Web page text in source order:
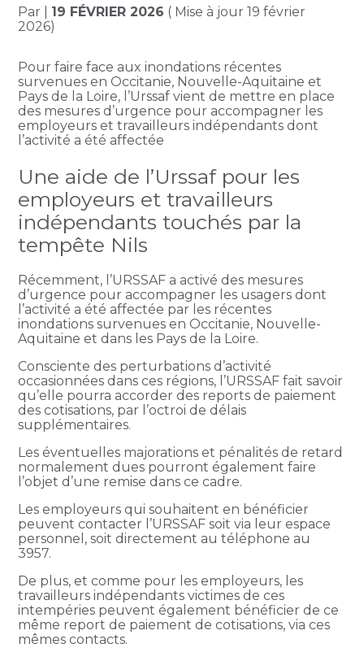
Par 19 FÉVRIER 2026 ( Mise à jour 19 février
2026)
Pour faire face aux inondations récentes
survenues en Occitanie, Nouvelle-Aquitaine et
Pays de la Loire, l’Urssaf vient de mettre en place
des mesures d’urgence pour accompagner les
employeurs et travailleurs indépendants dont
l’activité a été affectée
Une aide de l’Urssaf pour les
employeurs et travailleurs
indépendants touchés par la
tempête Nils
Récemment, l’URSSAF a activé des mesures
d’urgence pour accompagner les usagers dont
l’activité a été affectée par les récentes
inondations survenues en Occitanie, Nouvelle-
Aquitaine et dans les Pays de la Loire.
Consciente des perturbations d’activité
occasionnées dans ces régions, l’URSSAF fait savoir
qu’elle pourra accorder des reports de paiement
des cotisations, par l’octroi de délais
supplémentaires.
Les éventuelles majorations et pénalités de retard
normalement dues pourront également faire
l’objet d’une remise dans ce cadre.
Les employeurs qui souhaitent en bénéficier
peuvent contacter l’URSSAF soit via leur espace
personnel, soit directement au téléphone au
3957.
De plus, et comme pour les employeurs, les
travailleurs indépendants victimes de ces
intempéries peuvent également bénéficier de ce
même report de paiement de cotisations, via ces
mêmes contacts.